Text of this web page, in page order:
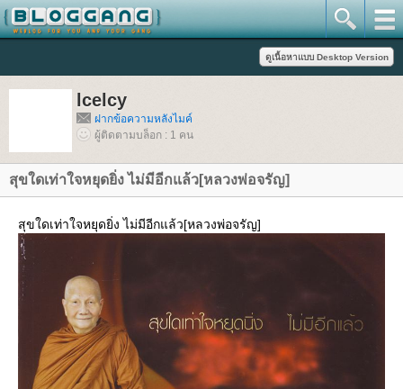
lcelcy
ฝากข้อความหลังไมค์
ผู้ติดตามบล็อก : 1 คน
สุขใดเท่าใจหยุดยิ่ง ไม่มีอีกแล้ว[หลวงพ่อจรัญ]
สุขใดเท่าใจหยุดยิ่ง ไม่มีอีกแล้ว[หลวงพ่อจรัญ]